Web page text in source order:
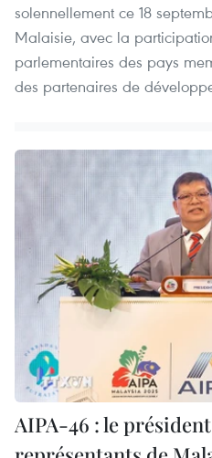
solennellement ce 18
Malaisie, avec la
parlementaires des pays
des partenaires de
AIPA-46 : le